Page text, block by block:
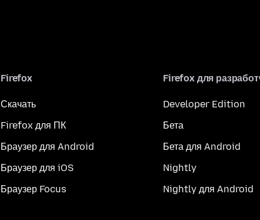
Firefox
Скачать
Firefox для ПК
Браузер для Android
Браузер для iOS
Браузер Focus
Firefox для
Developer Edition
Бета
Бета для Android
Nightly
Nightly для Android